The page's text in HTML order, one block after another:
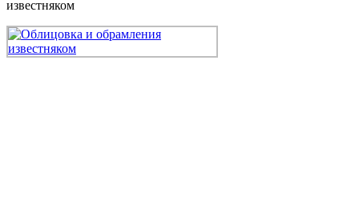
известняком